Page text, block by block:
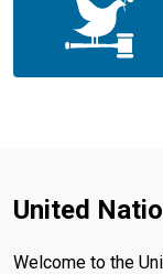
United
Welcome to the